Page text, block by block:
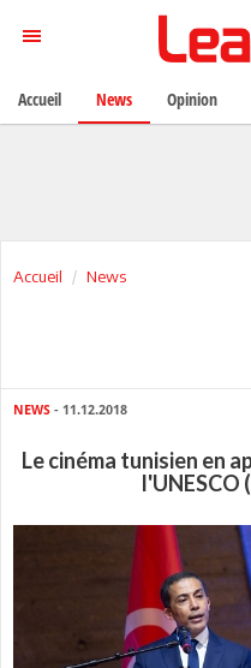
Accueil News
NEWS - 11.12.2018
Le cinéma tunisien en
l'UNESCO
Accueil News Opinion